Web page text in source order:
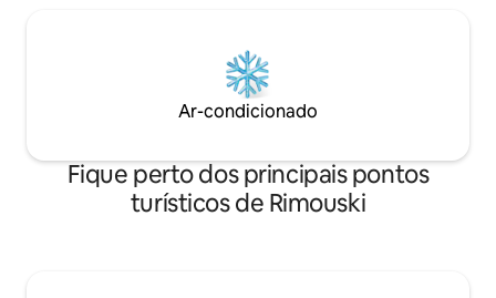
Ar-condicionado
Fique perto dos principais pontos
turísticos de Rimouski